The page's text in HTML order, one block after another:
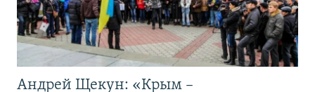
Андрей Щекун: «Крым –